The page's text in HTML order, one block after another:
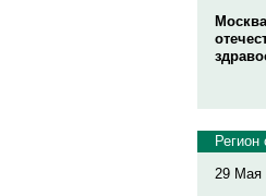
Регион
29 Мая